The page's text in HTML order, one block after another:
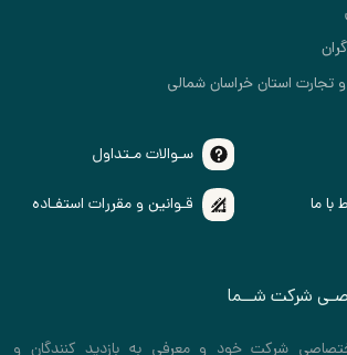
تجارت استان خراسان شمالی
سـوالات مـتداول
با ما قـوانین و مقررات استفـاده
شرکت شــما
شرکت خود و معرفی به بازدید کنندگان و